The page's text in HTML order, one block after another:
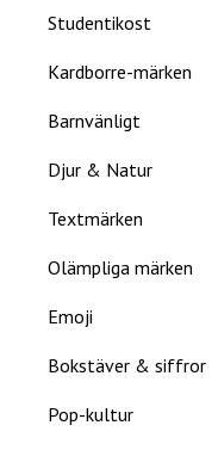
Studentikost
Kardborre-märken
Barnvänligt
Djur & Natur
Textmärken
Olämpliga märken
Emoji
Bokstäver & siffror
Pop-kultur